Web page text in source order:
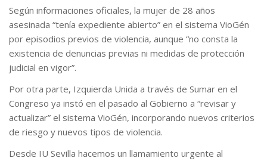
Según informaciones oficiales, la mujer de 28 años
asesinada “tenía expediente abierto” en el sistema VioGén
por episodios previos de violencia, aunque “no consta la
existencia de denuncias previas ni medidas de protección
judicial en vigor”.
Por otra parte, Izquierda Unida a través de Sumar en el
Congreso ya instó en el pasado al Gobierno a “revisar y
actualizar” el sistema VioGén, incorporando nuevos criterios
de riesgo y nuevos tipos de violencia.
Desde IU Sevilla hacemos un llamamiento urgente al